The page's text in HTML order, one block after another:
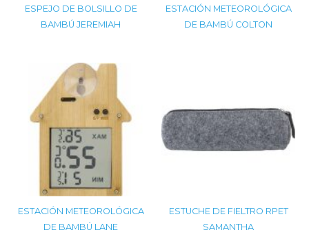
ESPEJO DE BOLSILLO DE
BAMBÚ JEREMIAH
ESTACIÓN METEOROLÓGICA
DE BAMBÚ COLTON
ESTACIÓN METEOROLÓGICA
DE BAMBÚ LANE
ESTUCHE DE FIELTRO RPET
SAMANTHA